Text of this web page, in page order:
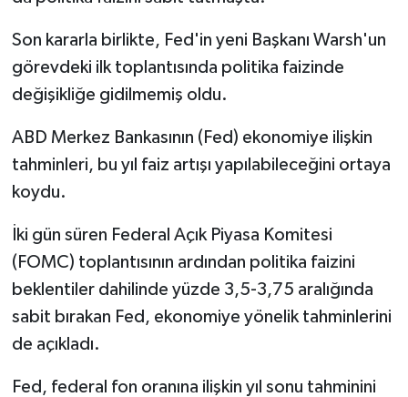
Son kararla birlikte, Fed'in yeni Başkanı Warsh'un
görevdeki ilk toplantısında politika faizinde
değişikliğe gidilmemiş oldu.
ABD Merkez Bankasının (Fed) ekonomiye ilişkin
tahminleri, bu yıl faiz artışı yapılabileceğini ortaya
koydu.
İki gün süren Federal Açık Piyasa Komitesi
(FOMC) toplantısının ardından politika faizini
beklentiler dahilinde yüzde 3,5-3,75 aralığında
sabit bırakan Fed, ekonomiye yönelik tahminlerini
de açıkladı.
Fed, federal fon oranına ilişkin yıl sonu tahminini